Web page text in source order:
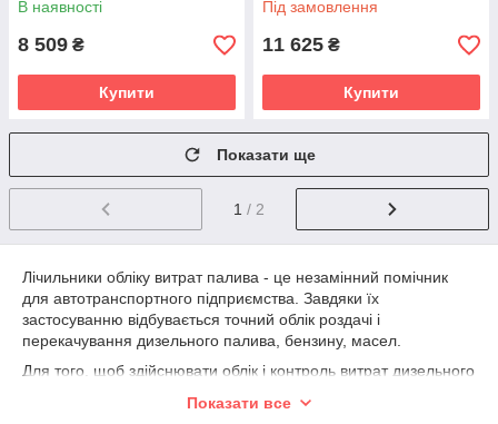
В наявності
8 509 ₴
Купити
Під замовлення
11 625 ₴
Купити
Показати ще
1 / 2
Лічильники обліку витрат палива - це незамінний помічник
для автотранспортного підприємства. Завдяки їх
застосуванню відбувається точний облік роздачі і
перекачування дизельного палива, бензину, масел.
Для того, щоб здійснювати облік і контроль витрат дизельного
лічильники та витратоміри. Існують механічні та електронні
Показати все